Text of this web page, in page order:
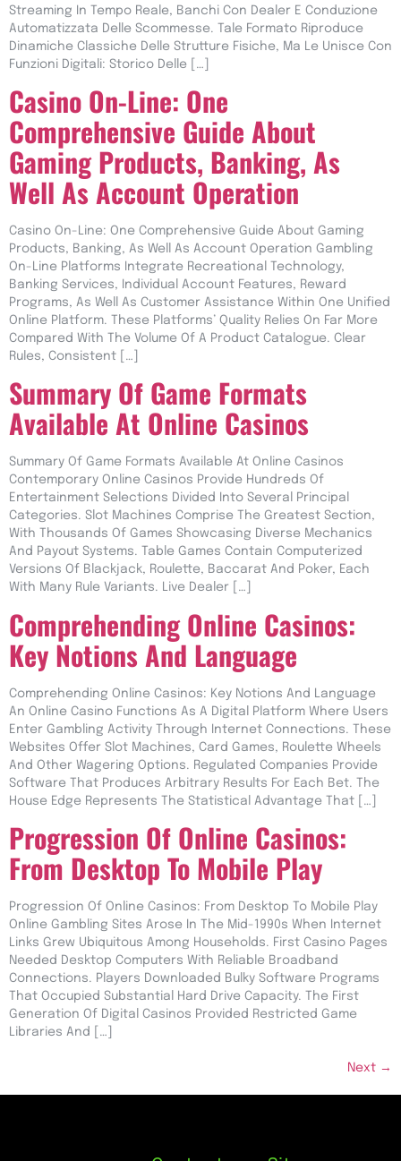
Streaming In Tempo Reale, Banchi Con Dealer E Conduzione
Automatizzata Delle Scommesse. Tale Formato Riproduce
Dinamiche Classiche Delle Strutture Fisiche, Ma Le Unisce Con
Funzioni Digitali: Storico Delle […]
Casino On-Line: One
Comprehensive Guide About
Gaming Products, Banking, As
Well As Account Operation
Casino On-Line: One Comprehensive Guide About Gaming
Products, Banking, As Well As Account Operation Gambling
On-Line Platforms Integrate Recreational Technology,
Banking Services, Individual Account Features, Reward
Programs, As Well As Customer Assistance Within One Unified
Online Platform. These Platforms’ Quality Relies On Far More
Compared With The Volume Of A Product Catalogue. Clear
Rules, Consistent […]
Summary Of Game Formats
Available At Online Casinos
Summary Of Game Formats Available At Online Casinos
Contemporary Online Casinos Provide Hundreds Of
Entertainment Selections Divided Into Several Principal
Categories. Slot Machines Comprise The Greatest Section,
With Thousands Of Games Showcasing Diverse Mechanics
And Payout Systems. Table Games Contain Computerized
Versions Of Blackjack, Roulette, Baccarat And Poker, Each
With Many Rule Variants. Live Dealer […]
Comprehending Online Casinos:
Key Notions And Language
Comprehending Online Casinos: Key Notions And Language
An Online Casino Functions As A Digital Platform Where Users
Enter Gambling Activity Through Internet Connections. These
Websites Offer Slot Machines, Card Games, Roulette Wheels
And Other Wagering Options. Regulated Companies Provide
Software That Produces Arbitrary Results For Each Bet. The
House Edge Represents The Statistical Advantage That […]
Progression Of Online Casinos:
From Desktop To Mobile Play
Progression Of Online Casinos: From Desktop To Mobile Play
Online Gambling Sites Arose In The Mid-1990s When Internet
Links Grew Ubiquitous Among Households. First Casino Pages
Needed Desktop Computers With Reliable Broadband
Connections. Players Downloaded Bulky Software Programs
That Occupied Substantial Hard Drive Capacity. The First
Generation Of Digital Casinos Provided Restricted Game
Libraries And […]
Next →